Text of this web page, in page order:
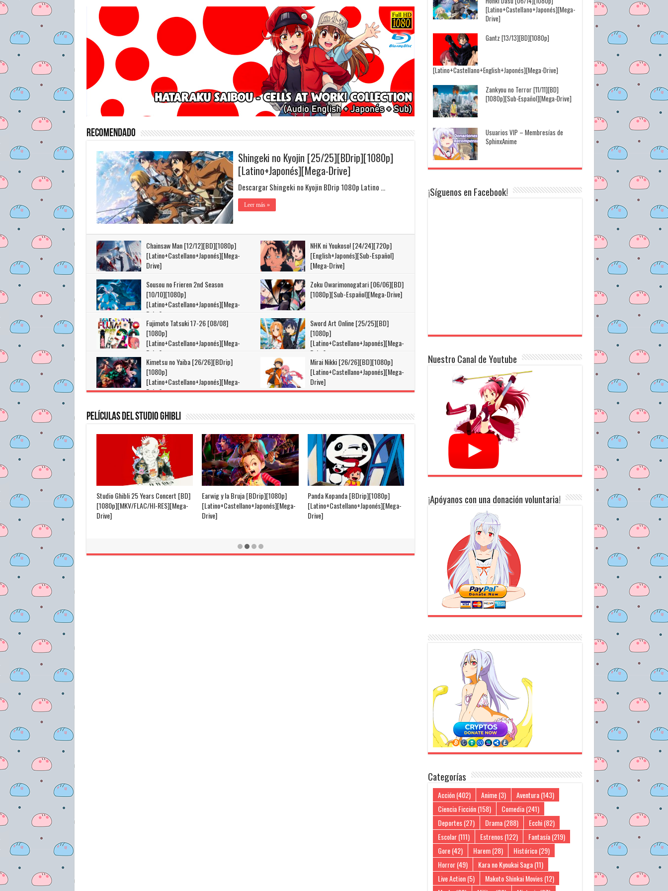
Recomendado
Shingeki no Kyojin [25/25][BDrip][1080p]
[Latino+Japonés][Mega-Drive]
Descargar Shingeki no Kyojin BDrip 1080p Latino …
Leer más »
Chainsaw Man [12/12][BD][1080p]
[Latino+Castellano+Japonés][Mega-
Drive]
NHK ni Youkoso! [24/24][720p]
[English+Japonés][Sub-Español]
[Mega-Drive]
Sousou no Frieren 2nd Season
[10/10][1080p]
[Latino+Castellano+Japonés][Mega-
Drive]
Zoku Owarimonogatari [06/06][BD]
[1080p][Sub-Español][Mega-Drive]
Fujimoto Tatsuki 17-26 [08/08]
[1080p]
[Latino+Castellano+Japonés][Mega-
Drive]
Sword Art Online [25/25][BD]
[1080p]
[Latino+Castellano+Japonés][Mega-
Drive]
Kimetsu no Yaiba [26/26][BDrip]
[1080p]
[Latino+Castellano+Japonés][Mega-
Drive]
Mirai Nikki [26/26][BD][1080p]
[Latino+Castellano+Japonés][Mega-
Drive]
Películas del Studio Ghibli
Studio Ghibli 25 Years Concert [BD]
[1080p][MKV/FLAC/HI-RES][Mega-
Drive]
Earwig y la Bruja [BDrip][1080p]
[Latino+Castellano+Japonés][Mega-
Drive]
Panda Kopanda [BDrip][1080p]
[Latino+Castellano+Japonés][Mega-
Drive]
[Latino+Castellano+Japonés][Mega-
Drive]
Gantz [13/13][BD][1080p]
[Latino+Castellano+English+Japonés][Mega-Drive]
Zankyou no Terror [11/11][BD]
[1080p][Sub-Español][Mega-Drive]
Usuarios VIP – Membresías de
SphinxAnime
¡Síguenos en Facebook!
Nuestro Canal de Youtube
¡Apóyanos con una donación voluntaria!
Categorías
Acción(402) Anime(3) Aventura(143)
Ciencia Ficción(158) Comedia(241)
Deportes(27) Drama(288) Ecchi(82)
Escolar(111) Estrenos(122) Fantasía(219)
Gore(42) Harem(28) Histórico(29)
Horror(49) Kara no Kyoukai Saga(11)
Live Action(5) Makoto Shinkai Movies(12)